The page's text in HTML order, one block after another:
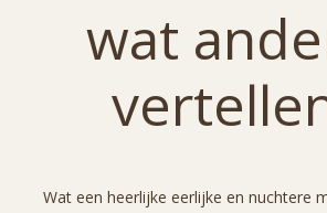
wat
Wat een heerlijke eerlijke en nuchtere